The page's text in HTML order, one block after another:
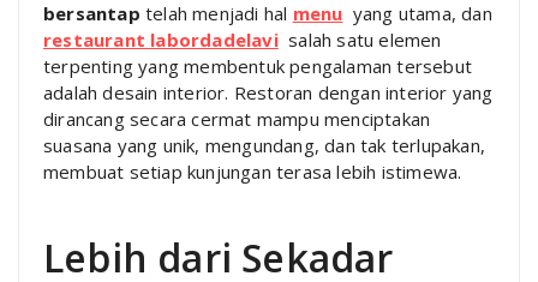
bersantap telah menjadi hal menu yang utama, dan
restaurant labordadelavisalah satu elemen
terpenting yang membentuk pengalaman tersebut
adalah desain interior. Restoran dengan interior yang
dirancang secara cermat mampu menciptakan
suasana yang unik, mengundang, dan tak terlupakan,
membuat setiap kunjungan terasa lebih istimewa.
Lebih dari Sekadar